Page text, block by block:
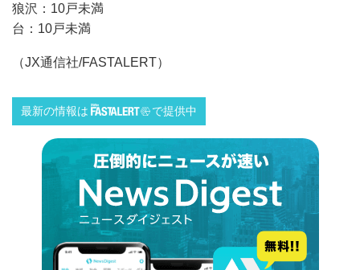
狼沢：10戸未満
台：10戸未満
（JX通信社/FASTALERT）
最新の情報は で提供中